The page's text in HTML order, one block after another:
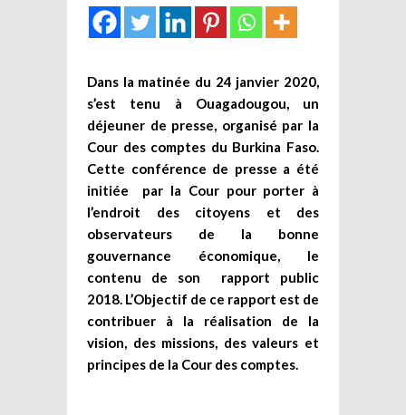
Dans la matinée du 24 janvier 2020,
s’est tenu à Ouagadougou, un
déjeuner de presse, organisé par la
Cour des comptes du Burkina Faso.
Cette conférence de presse a été
initiée par la Cour pour porter à
l’endroit des citoyens et des
observateurs de la bonne
gouvernance économique, le
contenu de son rapport public
2018. L’Objectif de ce rapport est de
contribuer à la réalisation de la
vision, des missions, des valeurs et
principes de la Cour des comptes.